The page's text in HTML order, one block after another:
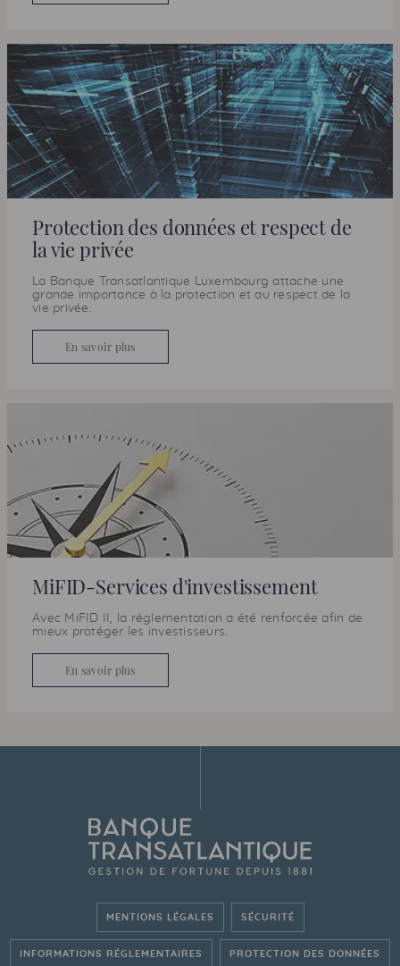
Protection des données et respect de
la vie privée
La Banque Transatlantique Luxembourg attache une
grande importance à la protection et au respect de la
vie privée.
En savoir plus
MiFID-Services d'investissement
Avec MiFID II, la réglementation a été renforcée afin de
mieux protéger les investisseurs.
En savoir plus
MENTIONS LÉGALES SÉCURITÉ
INFORMATIONS RÉGLEMENTAIRES PROTECTION DES DONNÉES